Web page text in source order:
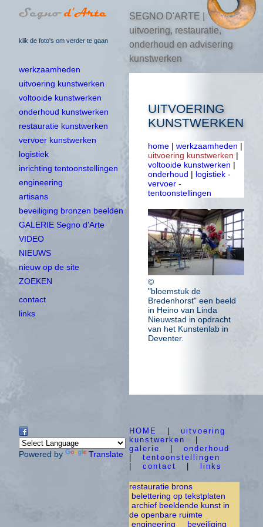
klik de foto's om verder te gaan
SEGNO D'ARTE |
uitvoering, restauratie,
onderhoud en advisering
kunstwerken
werkzaamheden
uitvoering kunstwerken
voltooide kunstwerken
onderhoud kunstwerken
restauratie kunstwerken
vervoer kunstwerken
logistiek
inrichting tentoonstellingen
engineering
artisans
beveiliging bronzen beelden
GALERIE Segno d'Arte
VIDEO
NIEUWS
nieuw op de site
ZOEKEN
contact
links
Powered by Translate
UITVOERING
KUNSTWERKEN
home | werkzaamheden |
uitvoering kunstwerken |
voltooide kunstwerken |
onderhoud | logistiek -
vervoer -
tentoonstellingen
©
"bloemstuk de
Bredenhorst" een beeld
in Heino van Linda
Nieuwstad in opdracht
van het Kunstenlab in
Deventer.
HOME
uitvoering
kunstwerken
galerie
onderhoud
tentoonstellingen
contact links
restauratie brons
belettering op tekstplaten
archief beeldende kunst in
de openbare ruimte
engineering
beveiliging